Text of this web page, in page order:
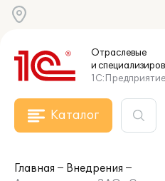
Отраслевые
и
1С:Предприятие
Каталог
Главная
Внедрения